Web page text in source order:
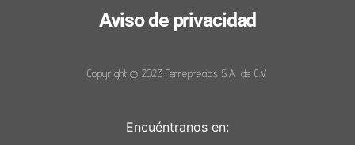
Aviso de privacidad
Copyright © 2023 Ferreprecios S.A. de C.V.
Encuéntranos en: